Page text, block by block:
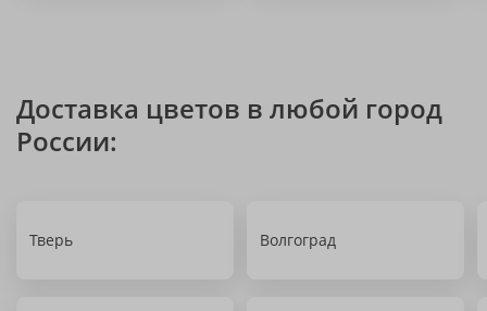
Доставка цветов в любой город
России:
Тверь Волгоград